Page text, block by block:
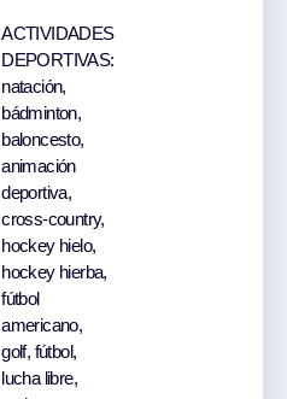
ACTIVIDADES
DEPORTIVAS:
natación,
bádminton,
baloncesto,
animación
deportiva,
cross-country,
hockey hielo,
hockey hierba,
fútbol
americano,
golf, fútbol,
lucha libre,